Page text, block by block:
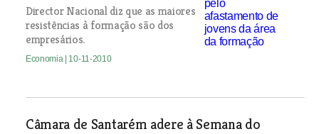
Director Nacional diz que as maiores
resistências à formação são dos
empresários.
Economia | 10-11-2010
Câmara de Santarém adere à Semana do